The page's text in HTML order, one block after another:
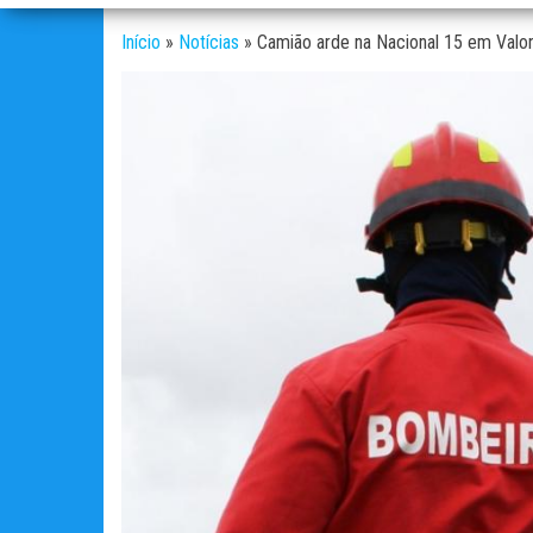
Início » Notícias » Camião arde na Nacional 15 em